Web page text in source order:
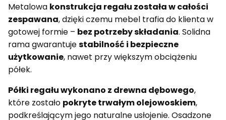
Metalowa konstrukcja regału została w całości
zespawana, dzięki czemu mebel trafia do klienta w
gotowej formie – bez potrzeby składania. Solidna
rama gwarantujestabilność i bezpieczne
użytkowanie, nawet przy większym obciążeniu
półek.
Półki regału wykonano z drewna dębowego,
które zostało pokryte trwałym olejowoskiem,
podkreślającym jego naturalne usłojenie. Osadzone